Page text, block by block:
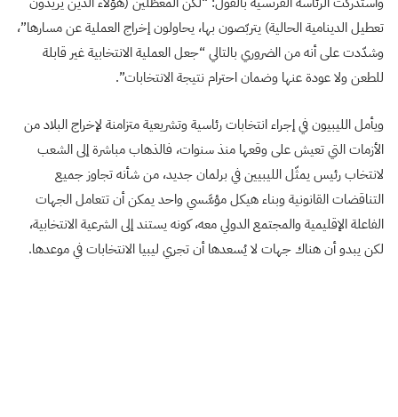
تعطيل الدينامية الحالية) يتربّصون بها، يحاولون إخراج العملية عن مسارها”،
وشدّدت على أنه من الضروري بالتالي “جعل العملية الانتخابية غير قابلة
للطعن ولا عودة عنها وضمان احترام نتيجة الانتخابات”.
ويأمل الليبيون في إجراء انتخابات رئاسية وتشريعية متزامنة لإخراج البلاد من
الأزمات التي تعيش على وقعها منذ سنوات، فالذهاب مباشرة إلى الشعب
لانتخاب رئيس يمثّل الليبيين في برلمان جديد، من شأنه تجاوز جميع
التناقضات القانونية وبناء هيكل مؤسَّسي واحد يمكن أن تتعامل الجهات
الفاعلة الإقليمية والمجتمع الدولي معه، كونه يستند إلى الشرعية الانتخابية،
لكن يبدو أن هناك جهات لا يُسعدها أن تجري ليبيا الانتخابات في موعدها.